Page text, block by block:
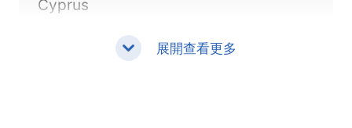
Cyprus
展開查看更多